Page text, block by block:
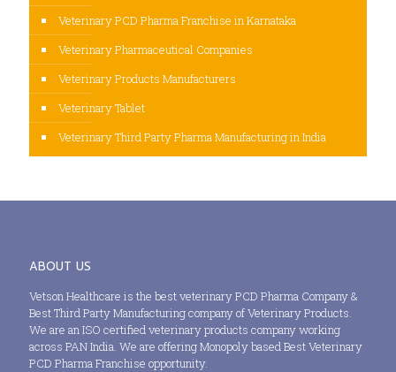
Veterinary PCD Pharma Franchise in Karnataka
Veterinary Pharmaceutical Companies
Veterinary Products Manufacturers
Veterinary Tablet
Veterinary Third Party Pharma Manufacturing in India
ABOUT US
Vetson Healthcare is the best veterinary PCD Pharma Company &
Best Third Party Manufacturing company of Veterinary Products.
We are an ISO certified veterinary products company working
across PAN India. We are offering Monopoly based Best Veterinary
PCD Pharma Franchise opportunity.